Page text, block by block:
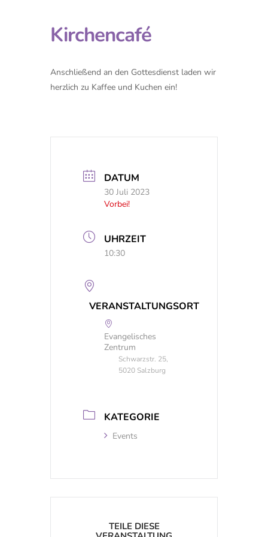
Kirchencafé
Anschließend an den Gottesdienst laden wir
herzlich zu Kaffee und Kuchen ein!
DATUM
30 Juli 2023
Vorbei!
UHRZEIT
10:30
VERANSTALTUNGSORT
Evangelisches
Zentrum
Schwarzstr. 25,
5020 Salzburg
KATEGORIE
Events
TEILE DIESE